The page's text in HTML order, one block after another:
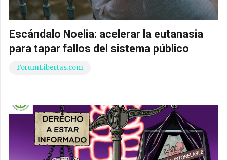
Escándalo Noelia: acelerar la eutanasia
para tapar fallos del sistema público
ForumLibertas.com